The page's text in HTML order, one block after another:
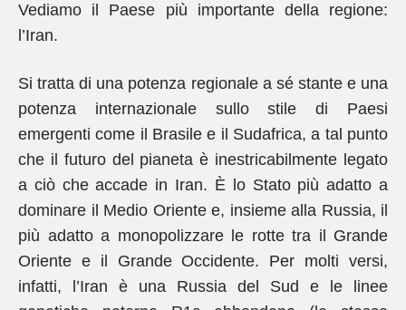
Vediamo il Paese più importante della regione:
l’Iran.
Si tratta di una potenza regionale a sé stante e una
potenza internazionale sullo stile di Paesi
emergenti come il Brasile e il Sudafrica, a tal punto
che il futuro del pianeta è inestricabilmente legato
a ciò che accade in Iran. È lo Stato più adatto a
dominare il Medio Oriente e, insieme alla Russia, il
più adatto a monopolizzare le rotte tra il Grande
Oriente e il Grande Occidente. Per molti versi,
infatti, l’Iran è una Russia del Sud e le linee